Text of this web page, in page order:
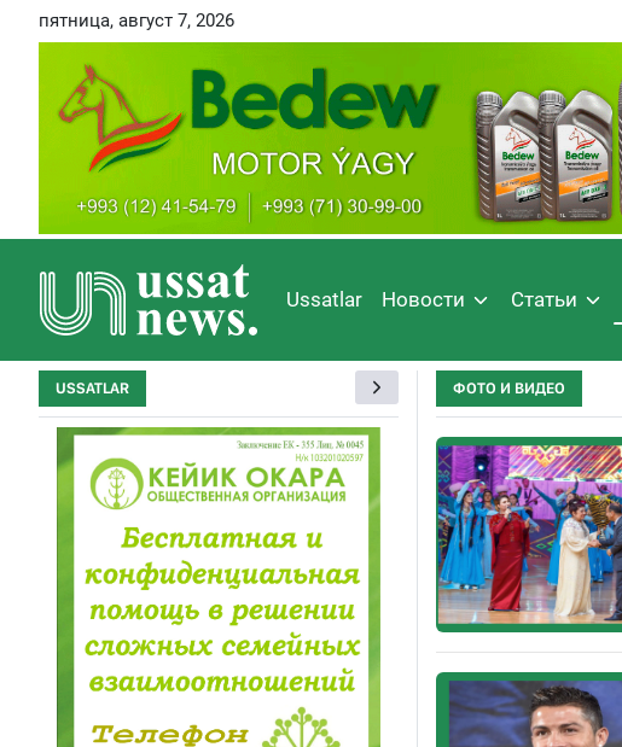
пятница, август 7, 2026
Ussatlar Новости Статьи
ФОТО И ВИДЕО
USSATLAR